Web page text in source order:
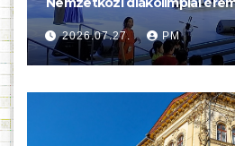
2026.07.27. PM